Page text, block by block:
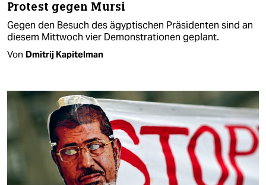
Protest gegen Mursi
Gegen den Besuch des ägyptischen Präsidenten sind an
diesem Mittwoch vier Demonstrationen geplant.
Von Dmitrij Kapitelman